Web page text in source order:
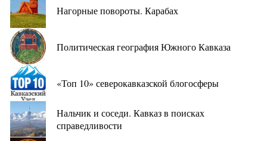
Нагорные повороты. Карабах
Политическая география Южного Кавказа
«Топ 10» северокавказской блогосферы
Нальчик и соседи. Кавказ в поисках
справедливости